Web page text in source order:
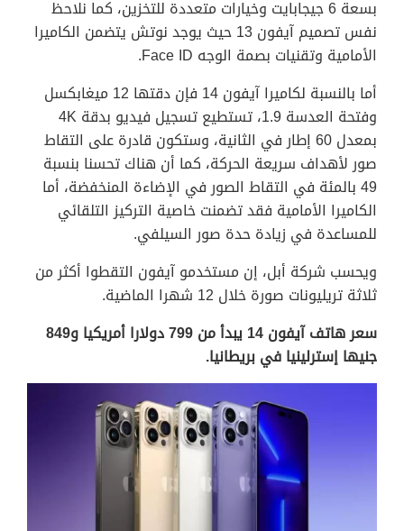
بسعة 6 جيجابايت وخيارات متعددة للتخزين، كما نلاحظ
نفس تصميم آيفون 13 حيث يوجد نوتش يتضمن الكاميرا
الأمامية وتقنيات بصمة الوجه Face ID.
أما بالنسبة لكاميرا آيفون 14 فإن دقتها 12 ميغابكسل
وفتحة العدسة 1.9، تستطيع تسجيل فيديو بدقة 4K
بمعدل 60 إطار في الثانية، وستكون قادرة على التقاط
صور لأهداف سريعة الحركة، كما أن هناك تحسنا بنسبة
49 بالمئة في التقاط الصور في الإضاءة المنخفضة، أما
الكاميرا الأمامية فقد تضمنت خاصية التركيز التلقائي
للمساعدة في زيادة حدة صور السيلفي.
ويحسب شركة أبل، إن مستخدمو آيفون التقطوا أكثر من
ثلاثة تريليونات صورة خلال 12 شهرا الماضية.
سعر هاتف آيفون 14 يبدأ من 799 دولارا أمريكيا و849
جنيها إسترلينيا في بريطانيا.